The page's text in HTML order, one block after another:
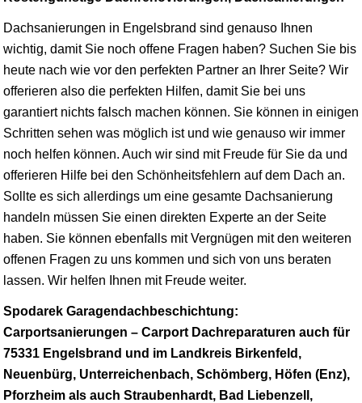
Dachsanierungen in Engelsbrand sind genauso Ihnen
wichtig, damit Sie noch offene Fragen haben? Suchen Sie bis
heute nach wie vor den perfekten Partner an Ihrer Seite? Wir
offerieren also die perfekten Hilfen, damit Sie bei uns
garantiert nichts falsch machen können. Sie können in einigen
Schritten sehen was möglich ist und wie genauso wir immer
noch helfen können. Auch wir sind mit Freude für Sie da und
offerieren Hilfe bei den Schönheitsfehlern auf dem Dach an.
Sollte es sich allerdings um eine gesamte Dachsanierung
handeln müssen Sie einen direkten Experte an der Seite
haben. Sie können ebenfalls mit Vergnügen mit den weiteren
offenen Fragen zu uns kommen und sich von uns beraten
lassen. Wir helfen Ihnen mit Freude weiter.
Spodarek Garagendachbeschichtung:
Carportsanierungen – Carport Dachreparaturen auch für
75331 Engelsbrand und im Landkreis Birkenfeld,
Neuenbürg, Unterreichenbach, Schömberg, Höfen (Enz),
Pforzheim als auch Straubenhardt, Bad Liebenzell,